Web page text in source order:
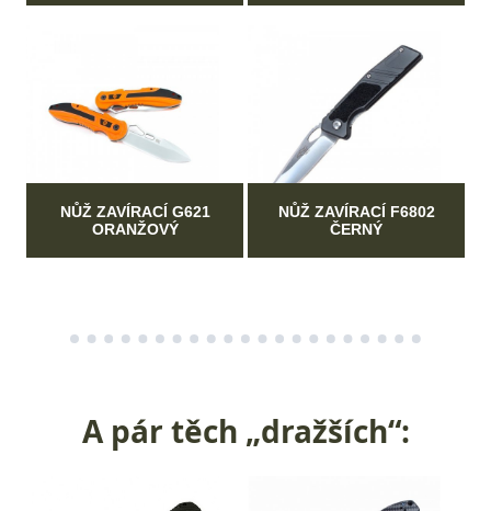
NŮŽ ZAVÍRACÍ G621
ORANŽOVÝ
NŮŽ ZAVÍRACÍ F6802
ČERNÝ
A pár těch „dražších“: